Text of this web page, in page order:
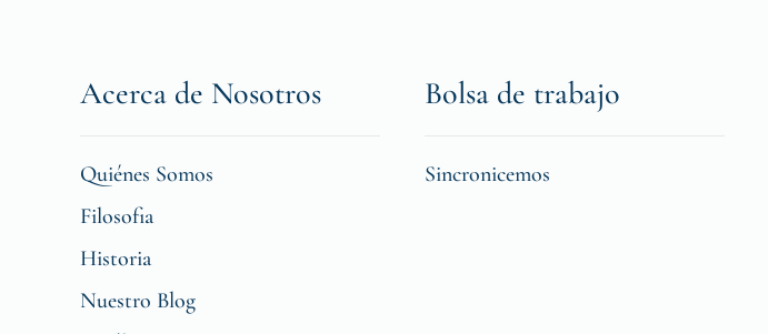
Acerca de Nosotros
Quiénes Somos
Filosofia
Historia
Nuestro Blog
Bolsa de trabajo
Sincronicemos